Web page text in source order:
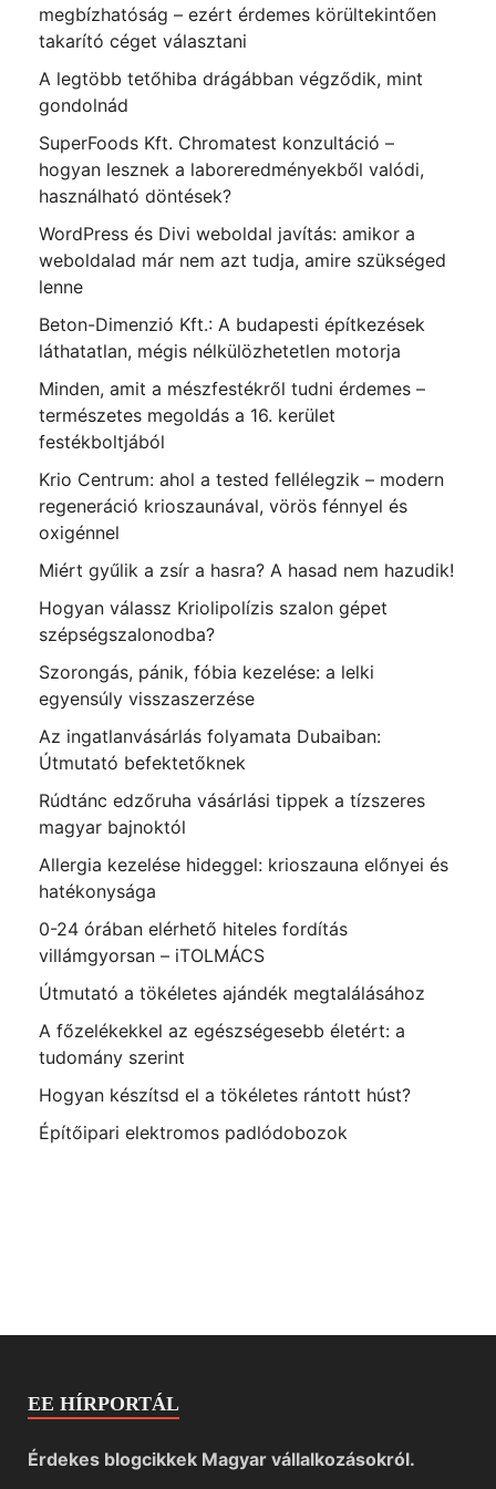
megbízhatóság – ezért érdemes körültekintően
takarító céget választani
A legtöbb tetőhiba drágábban végződik, mint
gondolnád
SuperFoods Kft. Chromatest konzultáció –
hogyan lesznek a laboreredményekből valódi,
használható döntések?
WordPress és Divi weboldal javítás: amikor a
weboldalad már nem azt tudja, amire szükséged
lenne
Beton-Dimenzió Kft.: A budapesti építkezések
láthatatlan, mégis nélkülözhetetlen motorja
Minden, amit a mészfestékről tudni érdemes –
természetes megoldás a 16. kerület
festékboltjából
Krio Centrum: ahol a tested fellélegzik – modern
regeneráció krioszaunával, vörös fénnyel és
oxigénnel
Miért gyűlik a zsír a hasra? A hasad nem hazudik!
Hogyan válassz Kriolipolízis szalon gépet
szépségszalonodba?
Szorongás, pánik, fóbia kezelése: a lelki
egyensúly visszaszerzése
Az ingatlanvásárlás folyamata Dubaiban:
Útmutató befektetőknek
Rúdtánc edzőruha vásárlási tippek a tízszeres
magyar bajnoktól
Allergia kezelése hideggel: krioszauna előnyei és
hatékonysága
0-24 órában elérhető hiteles fordítás
villámgyorsan – iTOLMÁCS
Útmutató a tökéletes ajándék megtalálásához
A főzelékekkel az egészségesebb életért: a
tudomány szerint
Hogyan készítsd el a tökéletes rántott húst?
Építőipari elektromos padlódobozok
EE HÍRPORTÁL
Érdekes blogcikkek Magyar vállalkozásokról.